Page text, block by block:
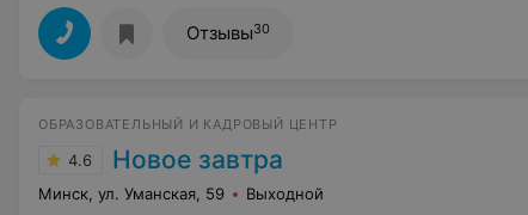
Отзывы30
ОБРАЗОВАТЕЛЬНЫЙ И КАДРОВЫЙ ЦЕНТР
4.6 Новое завтра
Минск, ул. Уманская, 59 Выходной